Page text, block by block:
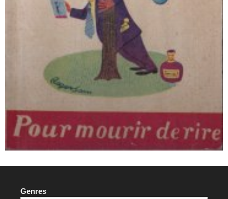
Genres